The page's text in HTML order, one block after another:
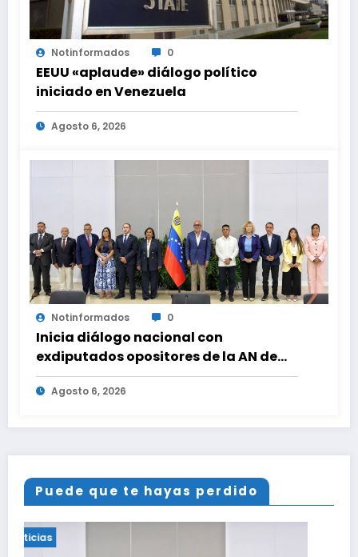
Notinformados 0
EEUU «aplaude» diálogo político
iniciado en Venezuela
Agosto 6, 2026
Notinformados 0
Inicia diálogo nacional con
exdiputados opositores de la AN de
2015
Agosto 6, 2026
Puede que te hayas perdido